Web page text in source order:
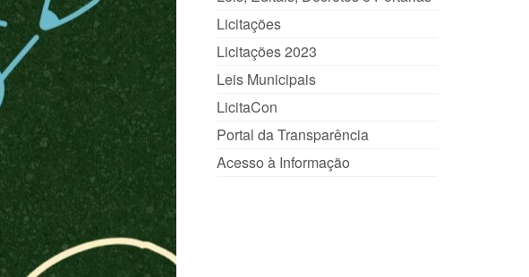
Licitações
Licitações 2023
Leis Municipais
LicitaCon
Portal da Transparência
Acesso à Informação